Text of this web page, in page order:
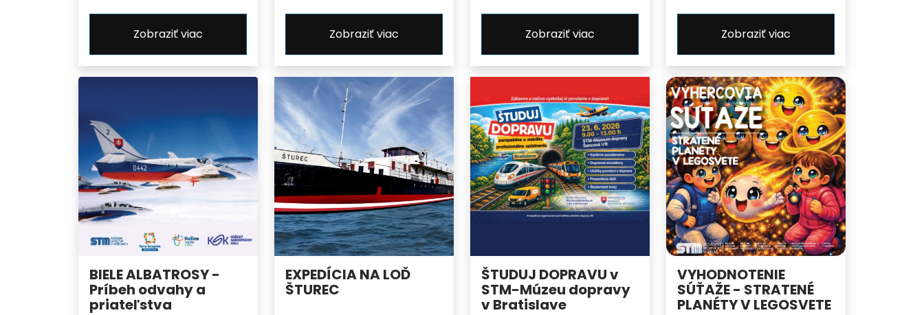
Zobraziť viac Zobraziť viac Zobraziť viac Zobraziť viac
BIELE ALBATROSY -
Príbeh odvahy a
priateľstva
EXPEDÍCIA NA LOĎ
ŠTUREC
ŠTUDUJ DOPRAVU v
STM-Múzeu dopravy
v Bratislave
VYHODNOTENIE
SÚŤAŽE - STRATENÉ
PLANÉTY V LEGOSVETE